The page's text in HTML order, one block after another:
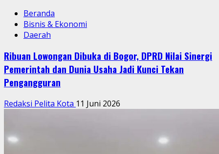
Beranda
Bisnis & Ekonomi
Daerah
Ribuan Lowongan Dibuka di Bogor, DPRD Nilai Sinergi
Pemerintah dan Dunia Usaha Jadi Kunci Tekan
Pengangguran
Redaksi Pelita Kota 11 Juni 2026